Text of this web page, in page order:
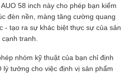
58 inch này cho phép bạn kiểm
đèn nền, màng tăng cường quang
- tạo ra sự khác biệt thực sự của sản
tranh.
nhóm kỹ thuật của bạn chỉ định
lý tưởng cho việc định vị sản phẩm